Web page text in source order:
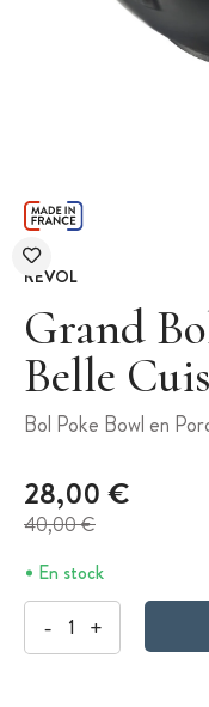
REVOL
Grand
Belle
Bol Poke Bowl en
28,00 €
40,00 €
En stock
- +